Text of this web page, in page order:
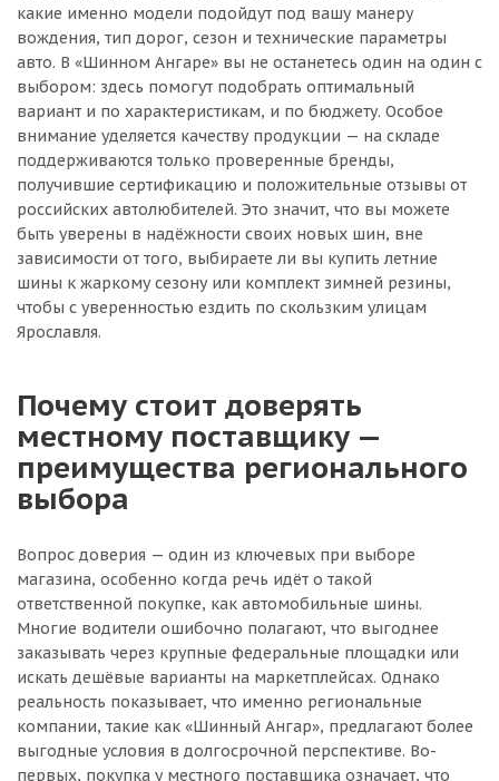
какие именно модели подойдут под вашу манеру
вождения, тип дорог, сезон и технические параметры
авто. В «Шинном Ангаре» вы не останетесь один на один с
выбором: здесь помогут подобрать оптимальный
вариант и по характеристикам, и по бюджету. Особое
внимание уделяется качеству продукции — на складе
поддерживаются только проверенные бренды,
получившие сертификацию и положительные отзывы от
российских автолюбителей. Это значит, что вы можете
быть уверены в надёжности своих новых шин, вне
зависимости от того, выбираете ли вы купить летние
шины к жаркому сезону или комплект зимней резины,
чтобы с уверенностью ездить по скользким улицам
Ярославля.
Почему стоит доверять
местному поставщику —
преимущества регионального
выбора
Вопрос доверия — один из ключевых при выборе
магазина, особенно когда речь идёт о такой
ответственной покупке, как автомобильные шины.
Многие водители ошибочно полагают, что выгоднее
заказывать через крупные федеральные площадки или
искать дешёвые варианты на маркетплейсах. Однако
реальность показывает, что именно региональные
компании, такие как «Шинный Ангар», предлагают более
выгодные условия в долгосрочной перспективе. Во-
первых, покупка у местного поставщика означает, что